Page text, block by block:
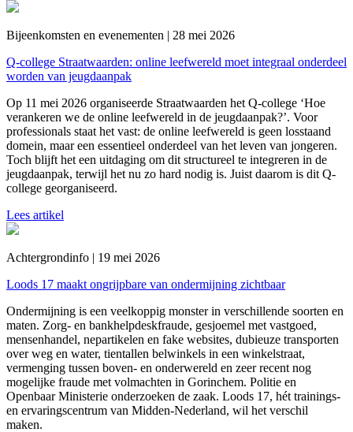
Bijeenkomsten en evenementen | 28 mei 2026
Q-college Straatwaarden: online leefwereld moet integraal onderdeel
worden van jeugdaanpak
Op 11 mei 2026 organiseerde Straatwaarden het Q-college ‘Hoe
verankeren we de online leefwereld in de jeugdaanpak?’. Voor
professionals staat het vast: de online leefwereld is geen losstaand
domein, maar een essentieel onderdeel van het leven van jongeren.
Toch blijft het een uitdaging om dit structureel te integreren in de
jeugdaanpak, terwijl het nu zo hard nodig is. Juist daarom is dit Q-
college georganiseerd.
Lees artikel
Achtergrondinfo | 19 mei 2026
Loods 17 maakt ongrijpbare van ondermijning zichtbaar
Ondermijning is een veelkoppig monster in verschillende soorten en
maten. Zorg- en bankhelpdeskfraude, gesjoemel met vastgoed,
mensenhandel, nepartikelen en fake websites, dubieuze transporten
over weg en water, tientallen belwinkels in een winkelstraat,
vermenging tussen boven- en onderwereld en zeer recent nog
mogelijke fraude met volmachten in Gorinchem. Politie en
Openbaar Ministerie onderzoeken de zaak. Loods 17, hét trainings-
en ervaringscentrum van Midden-Nederland, wil het verschil
maken.